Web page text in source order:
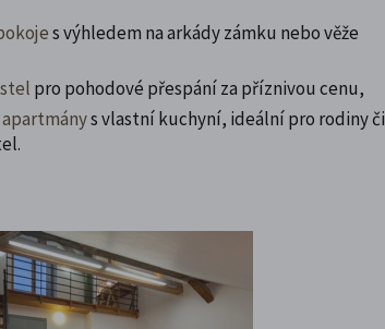
s výhledem na arkády zámku nebo věže
pro pohodové přespání za příznivou cenu,
s vlastní kuchyní, ideální pro rodiny či